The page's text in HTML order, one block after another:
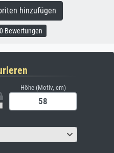
hinzufügen
0 Bewertungen
Höhe (Motiv, cm)